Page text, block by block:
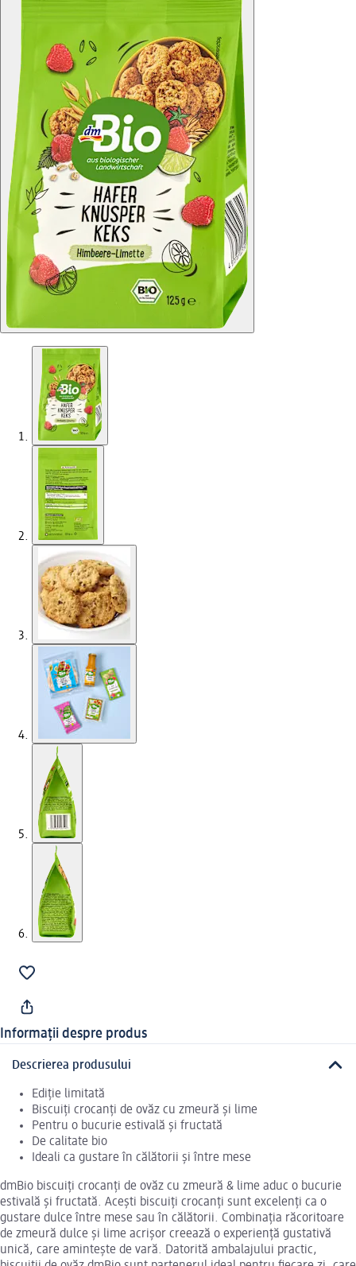
Informații despre produs
Descrierea produsului
Ediție limitată
Biscuiți crocanți de ovăz cu zmeură și lime
Pentru o bucurie estivală și fructată
De calitate bio
Ideali ca gustare în călătorii și între mese
dmBio biscuiți crocanți de ovăz cu zmeură & lime aduc o bucurie
estivală și fructată. Acești biscuiți crocanți sunt excelenți ca o
gustare dulce între mese sau în călătorii. Combinația răcoritoare
de zmeură dulce și lime acrișor creează o experiență gustativă
unică, care amintește de vară. Datorită ambalajului practic,